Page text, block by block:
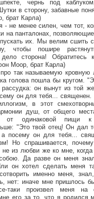
чернь под
в сторону, забавные
брат Карла)
- не менее силен, чем тот,
на панталонах,
их. Мы велим сшить
чтобы пошире
сторона! Обратитесь
Моор, брат Карла)
так называемую кровную
голова пошла бы кругом.
он вынут из той
он для тебя... священен.
в этот
душ, от общего
от одинаковой пищи к
"Это твой отец! Он дал
а посему он для тебя...
Но спрашивается,
не из любви же ко мне,
Да разве он меня
он хотел сделать меня
именно меня,
нет: иначе мне пришлось
таки произвел меня на
его за то, что я родился